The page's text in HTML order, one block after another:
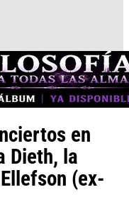
en
Dieth, la
(ex-